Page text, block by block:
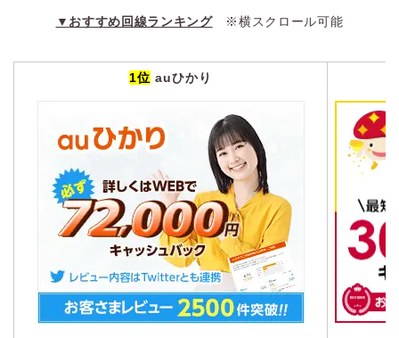
▼ おすすめ回線ランキング※横スクロール可能
1位 auひかり